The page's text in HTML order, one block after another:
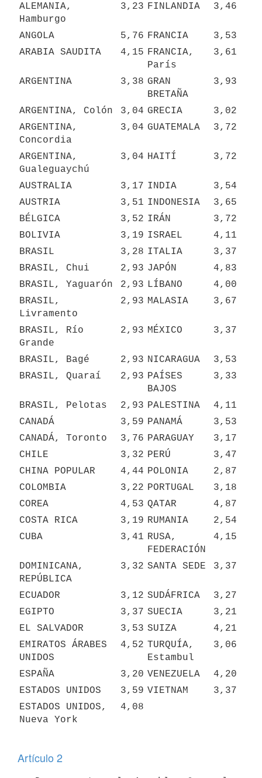
ALEMANIA,
Hamburgo
3,23 FINLANDIA 3,46
ANGOLA 5,76 FRANCIA
3,53
ARABIA SAUDITA
4,15 FRANCIA,
París
3,61
ARGENTINA 3,38 GRAN
BRETAÑA
3,93
ARGENTINA, Colón 3,04 GRECIA
3,02
ARGENTINA,
Concordia
3,04 GUATEMALA 3,72
ARGENTINA,
Gualeguaychú
3,04 HAITÍ 3,72
AUSTRALIA 3,17 INDIA
3,54
AUSTRIA
3,51 INDONESIA
3,65
BÉLGICA
3,52 IRÁN
3,72
BOLIVIA
3,19 ISRAEL
4,11
BRASIL
3,28 ITALIA
3,37
BRASIL, Chui
2,93 JAPÓN
4,83
BRASIL, Yaguarón
2,93 LÍBANO
4,00
BRASIL,
Livramento
2,93 MALASIA 3,67
BRASIL, Río
Grande
2,93 MÉXICO 3,37
BRASIL, Bagé 2,93 NICARAGUA
3,53
BRASIL, Quaraí
2,93 PAÍSES
BAJOS
3,33
BRASIL, Pelotas 2,93 PALESTINA
4,11
CANADÁ
3,59 PANAMÁ
3,53
CANADÁ, Toronto
3,76 PARAGUAY
3,17
CHILE
3,32 PERÚ
3,47
CHINA POPULAR
4,44 POLONIA
2,87
COLOMBIA
3,22 PORTUGAL
3,18
COREA
4,53 QATAR
4,87
COSTA RICA
3,19 RUMANIA
2,54
CUBA
3,41 RUSA,
FEDERACIÓN
4,15
DOMINICANA,
REPÚBLICA
3,32 SANTA SEDE 3,37
ECUADOR 3,12 SUDÁFRICA
3,27
EGIPTO
3,37 SUECIA
3,21
EL SALVADOR
3,53 SUIZA
4,21
EMIRATOS ÁRABES
UNIDOS
4,52 TURQUÍA,
Estambul
3,06
ESPAÑA 3,20 VENEZUELA
4,20
ESTADOS UNIDOS
3,59 VIETNAM
3,37
ESTADOS UNIDOS,
Nueva York
4,08
Artículo 2